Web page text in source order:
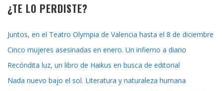
¿TE LO PERDISTE?
Juntos, en el Teatro Olympia de Valencia hasta el 8 de diciembre
Cinco mujeres asesinadas en enero. Un infierno a diario
Recóndita luz, un libro de Haikus en busca de editorial
Nada nuevo bajo el sol. Literatura y naturaleza humana